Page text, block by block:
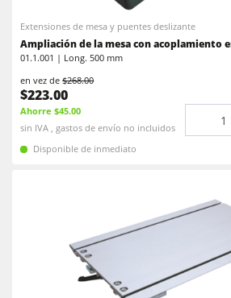
Extensiones de mesa y puentes deslizante
Ampliación de la mesa con acoplamiento
01.1.001 | Long. 500 mm
en vez de$268.00
$223.00
Ahorre $45.00
sin IVA , gastos de envío no incluidos
Disponible de inmediato